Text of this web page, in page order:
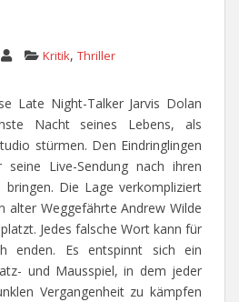
Kritik, Thriller
Late Night-Talker Jarvis Dolan
Nacht seines Lebens, als
stürmen. Den Eindringlingen
Live-Sendung nach ihren
bringen. Die Lage verkompliziert
alter Weggefährte Andrew Wilde
Jedes falsche Wort kann für
enden. Es entspinnt sich ein
und Mausspiel, in dem jeder
Vergangenheit zu kämpfen